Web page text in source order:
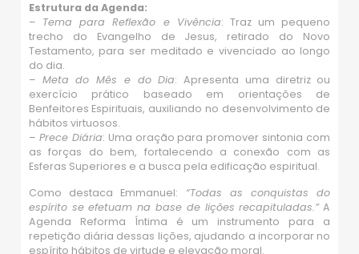
Estrutura da Agenda:
– Tema para Reflexão e Vivência: Traz um pequeno
trecho do Evangelho de Jesus, retirado do Novo
Testamento, para ser meditado e vivenciado ao longo
do dia.
– Meta do Mês e do Dia: Apresenta uma diretriz ou
exercício prático baseado em orientações de
Benfeitores Espirituais, auxiliando no desenvolvimento de
hábitos virtuosos.
– Prece Diária: Uma oração para promover sintonia com
as forças do bem, fortalecendo a conexão com as
Esferas Superiores e a busca pela edificação espiritual.
Como destaca Emmanuel: “Todas as conquistas do
espírito se efetuam na base de lições recapituladas.”A
Agenda Reforma Íntima é um instrumento para a
repetição diária dessas lições, ajudando a incorporar no
espírito hábitos de virtude e elevação moral.